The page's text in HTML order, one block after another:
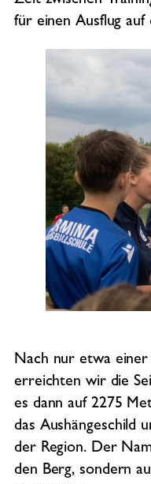
für einen Ausflug auf
Nach nur etwa
erreichten wir die
es dann auf 2275
das Aushängeschild
der Region. Der
den Berg, sondern